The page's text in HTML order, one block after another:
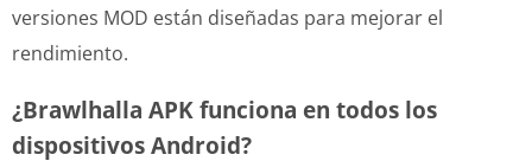
versiones MOD están diseñadas para mejorar el
rendimiento.
¿Brawlhalla APK funciona en todos los
dispositivos Android?